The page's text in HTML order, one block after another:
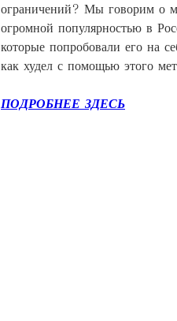
ограничений? Мы говорим о
огромной популярностью в
которые попробовали его на
как худел с помощью этого
ПОДРОБНЕЕ ЗДЕСЬ